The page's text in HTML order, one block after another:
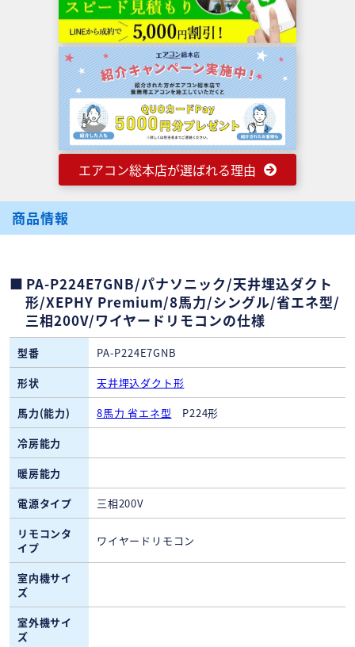
エアコン総本店が選ばれる理由
商品情報
PA-P224E7GNB/パナソニック/天井埋込ダクト
形/XEPHY Premium/8馬力/シングル/省エネ型/
三相200V/ワイヤードリモコンの仕様
型番
PA-P224E7GNB
形状
天井埋込ダクト形
馬力(能力)
8馬力 省エネ型 P224形
冷房能力
暖房能力
電源タイプ
三相200V
リモコンタ
イプ
ワイヤードリモコン
室内機サイ
ズ
室外機サイ
ズ